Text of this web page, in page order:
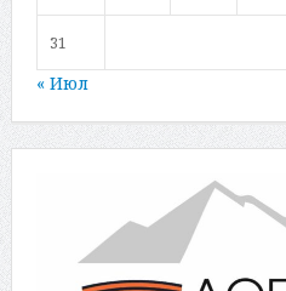
31
« Июл